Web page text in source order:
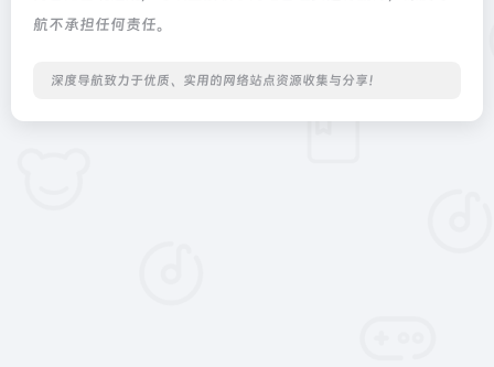
航不承担任何责任。
深度导航致力于优质、实用的网络站点资源收集与分享！